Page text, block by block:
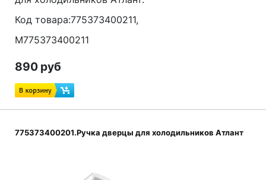
Код товара:775373400211,
М775373400211
890 руб
775373400201.Ручка дверцы для холодильников Атлант